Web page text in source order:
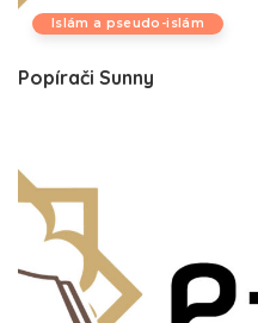
Islám a pseudo-islám
Popírači Sunny